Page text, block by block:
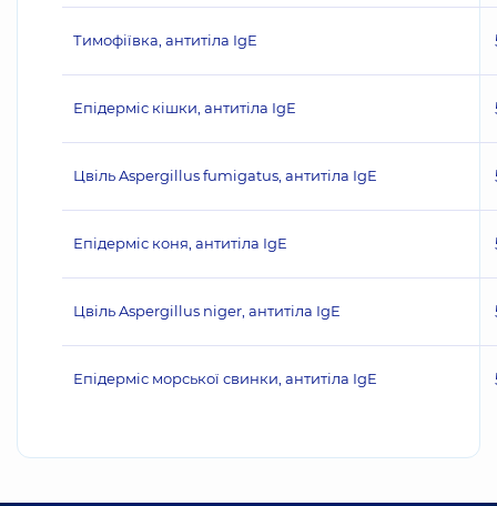
Тимофіївка, антитіла IgE
Епідерміс кішки, антитіла IgE
Цвіль Aspergillus fumigatus, антитіла IgE
Епідерміс коня, антитіла IgE
Цвіль Aspergillus niger, антитіла IgE
Епідерміс морської свинки, антитіла IgE